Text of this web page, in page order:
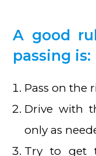
A good
passing is:
Pass on the
Drive with
only as
Try to get